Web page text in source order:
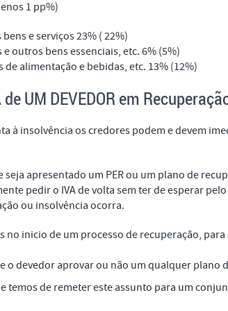
1 pp%)
e serviços 23% ( 22%)
outros bens essenciais, etc. 6% (5%)
alimentação e bebidas, etc. 13% (12%)
de UM DEVEDOR em
à insolvência os credores podem e devem
apresentado um PER ou um plano de
pedir o IVA de volta sem ter de esperar
ou insolvência ocorra.
no inicio de um processo de recuperação,
o devedor aprovar ou não um qualquer plano
temos de remeter este assunto para um